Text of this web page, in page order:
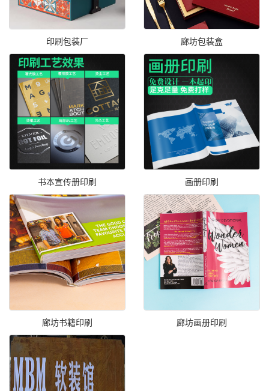
印刷包装厂 廊坊包装盒
书本宣传册印刷 画册印刷
廊坊书籍印刷 廊坊画册印刷